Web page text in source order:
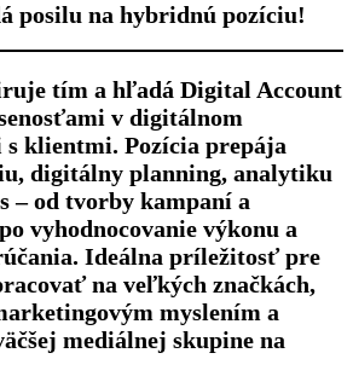
posilu na hybridnú pozíciu!
tím a hľadá Digital Account
v digitálnom
klientmi. Pozícia prepája
digitálny planning, analytiku
– od tvorby kampaní a
vyhodnocovanie výkonu a
Ideálna príležitosť pre
na veľkých značkách,
myslením a
mediálnej skupine na